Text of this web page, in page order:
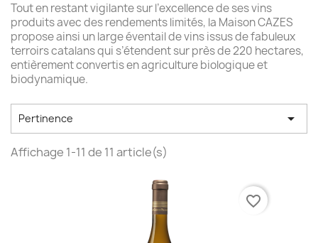
Tout en restant vigilante sur l’excellence de ses vins
produits avec des rendements limités, la Maison CAZES
propose ainsi un large éventail de vins issus de fabuleux
terroirs catalans qui s’étendent sur près de 220 hectares,
entièrement convertis en agriculture biologique et
biodynamique.
Pertinence 
Affichage 1-11 de 11 article(s)
favorite_border